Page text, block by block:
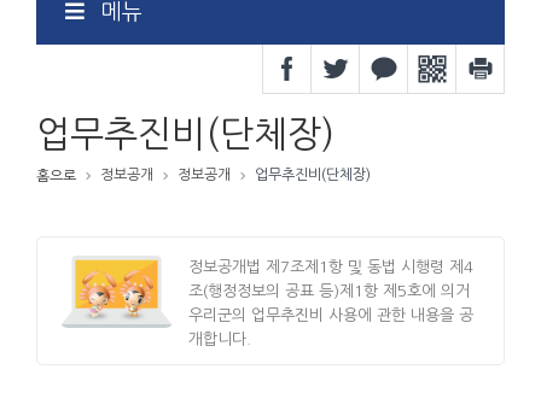
메뉴
업무추진비(단체장)
홈으로 정보공개 정보공개 업무추진비(단체장)
정보공개법 제7조제1항 및 동법 시행령 제4
조(행정정보의 공표 등)제1항 제5호에 의거
우리군의 업무추진비 사용에 관한 내용을 공
개합니다.